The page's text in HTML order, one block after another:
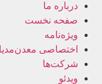
درباره ما
صفحه نخست
ویژه‌نامه
اختصاصی معدن‌مدیا
شرکت‌ها
ویدئو